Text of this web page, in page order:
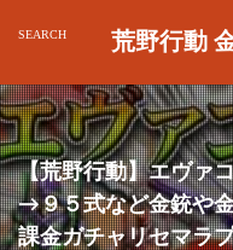
荒野行動
【荒野行動】エヴァ
→９５式など金銃や
課金ガチャリセマラ